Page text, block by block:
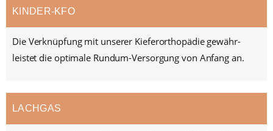
KINDER-KFO
Die Ver­knüpfung mit unserer Kiefer­ortho­pädie gewähr­
leistet die opti­male Rund­um-Versor­gung von Anfang an.
LACHGAS